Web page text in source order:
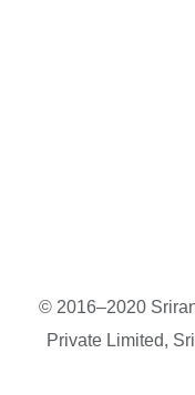
© 2016–2020
Private Limited,